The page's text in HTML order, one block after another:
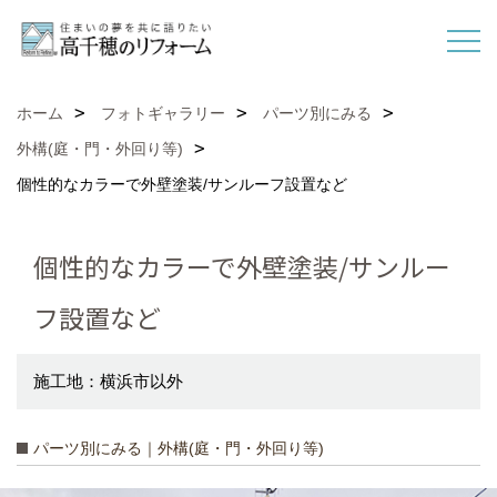
ホーム フォトギャラリー
パーツ別にみる
外構(庭・門・外回り等)
個性的なカラーで外壁塗装/サンルーフ設置など
個性的なカラーで外壁塗装/サンルー
フ設置など
施工地：横浜市以外
パーツ別にみる｜外構(庭・門・外回り等)